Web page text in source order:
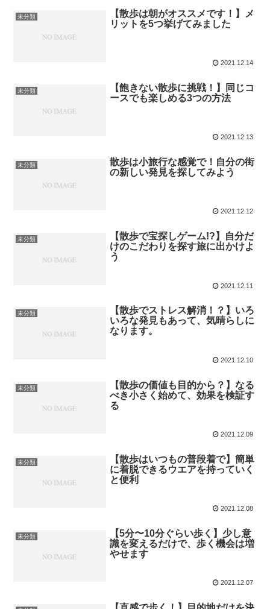
未分類
【散歩は朝がオススメです！】メ
リットを5つ挙げてみました
2021.12.14
未分類
【飽きない散歩に挑戦！】同じコ
ースでも楽しめる3つの方法
2021.12.13
未分類
散歩は小旅行な感覚で！自分の街
の新しい発見を探してみよう
2021.12.12
未分類
【散歩で宝探しゲーム!?】自分だ
けのこだわりを探す旅に出かけよ
う
2021.12.11
未分類
【散歩でストレス解消！？】いろ
いろな発見もあって、気晴らしに
なります。
2021.12.10
未分類
【散歩の価値も目的から？】なる
べき小さく始めて、効果を検証す
る
2021.12.09
未分類
【散歩はいつもの普段着で】簡単
に着脱できるウエアを持っていく
と便利
2021.12.08
未分類
【5分〜10分ぐらい歩く】少し意
識を変えるだけで、歩く機会は増
やせます
2021.12.07